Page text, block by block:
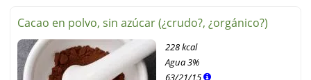
Cacao en polvo, sin azúcar (¿crudo?, ¿orgánico?)
228 kcal
Agua3%
63/21/15